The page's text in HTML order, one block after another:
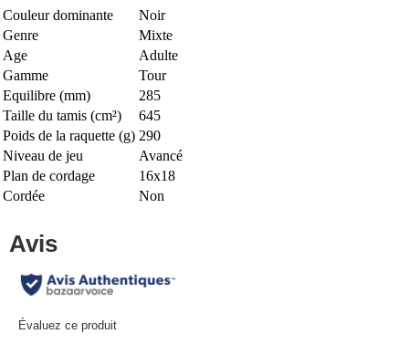
Couleur dominante
Noir
Genre
Mixte
Age
Adulte
Gamme
Tour
Equilibre (mm)
285
Taille du tamis (cm²)
645
Poids de la raquette (g) 290
Niveau de jeu
Avancé
Plan de cordage
16x18
Cordée
Non